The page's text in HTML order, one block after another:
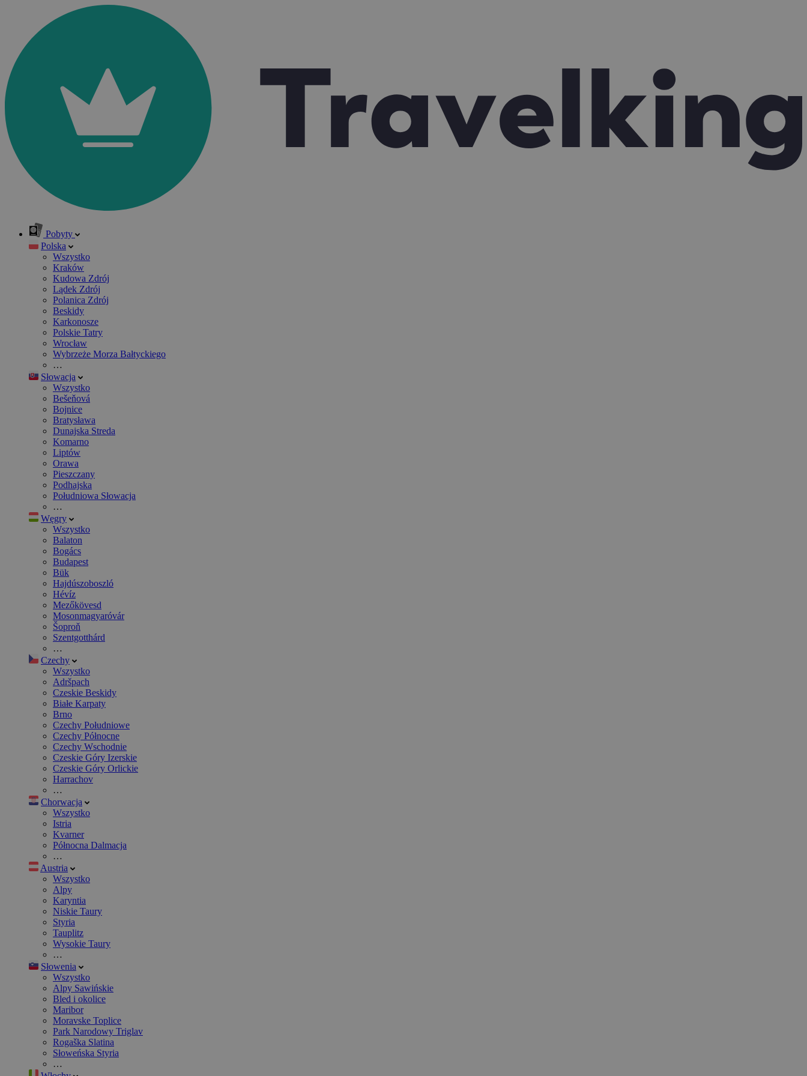
Pobyty
Polska
Wszystko
Kraków
Kudowa Zdrój
Lądek Zdrój
Polanica Zdrój
Beskidy
Karkonosze
Polskie Tatry
Wrocław
Wybrzeże Morza Bałtyckiego
…
Słowacja
Wszystko
Bešeňová
Bojnice
Bratysława
Dunajska Streda
Komarno
Liptów
Orawa
Pieszczany
Podhajska
Południowa Słowacja
…
Węgry
Wszystko
Balaton
Bogács
Budapest
Bük
Hajdúszoboszló
Hévíz
Mezőkövesd
Mosonmagyaróvár
Šoproň
Szentgotthárd
…
Czechy
Wszystko
Adršpach
Czeskie Beskidy
Białe Karpaty
Brno
Czechy Południowe
Czechy Północne
Czechy Wschodnie
Czeskie Góry Izerskie
Czeskie Góry Orlickie
Harrachov
…
Chorwacja
Wszystko
Istria
Kvarner
Północna Dalmacja
…
Austria
Wszystko
Alpy
Karyntia
Niskie Taury
Styria
Tauplitz
Wysokie Taury
…
Słowenia
Wszystko
Alpy Sawińskie
Bled i okolice
Maribor
Moravske Toplice
Park Narodowy Triglav
Rogaška Slatina
Słoweńska Styria
…